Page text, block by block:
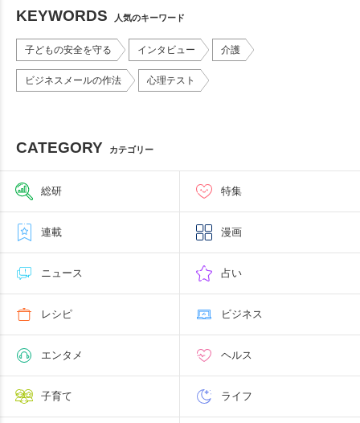
KEYWORDS 人気のキーワード
子どもの安全を守る インタビュー 介護
ビジネスメールの作法 心理テスト
CATEGORY カテゴリー
総研 特集
連載 漫画
ニュース 占い
レシピ ビジネス
エンタメ ヘルス
子育て ライフ